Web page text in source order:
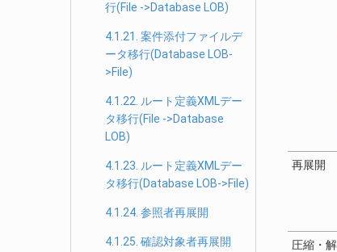
行(File ->Database LOB)
4.1.21. 案件添付ファイルデ
ータ移行(Database LOB-
>File)
4.1.22. ルート定義XMLデー
タ移行(File ->Database
LOB)
4.1.23. ルート定義XMLデー
タ移行(Database LOB->File)
4.1.24. 参照者再展開
4.1.25. 確認対象者再展開
再展開
圧縮・解